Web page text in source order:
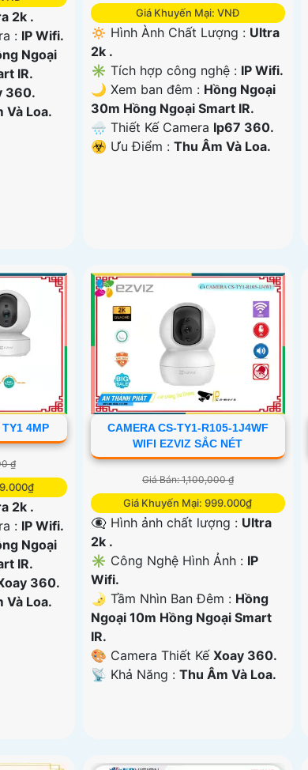
2k .
: IP Wifi.
Ngoại
IR.
360.
Và Loa.
Giá Khuyến Mại: VNĐ
🔅 Hình Ành Chất Lượng : Ultra
2k .
✳️ Tích hợp công nghệ : IP Wifi.
🌙 Xem ban đêm : Hồng Ngoại
30m Hồng Ngoại Smart IR.
🌧️ Thiết Kế Camera Ip67 360.
️☣️ Ưu Điểm : Thu Âm Và Loa.
4MP
₫
2k .
: IP Wifi.
Ngoại
IR.
360.
Và Loa.
CAMERA CS-TY1-R105-1J4WF
WIFI EZVIZ SẮC NÉT
Giá Bán: 1,100,000 ₫
Giá Khuyến Mại: 999.000₫
👁️‍🗨 Hình ảnh chất lượng : Ultra
2k .
✳️ Công Nghệ Hình Ảnh : IP
Wifi.
🌛 Tầm Nhìn Ban Đêm : Hồng
Ngoại 10m Hồng Ngoại Smart
IR.
🎨 Camera Thiết Kế Xoay 360.
️📡 Khả Năng : Thu Âm Và Loa.